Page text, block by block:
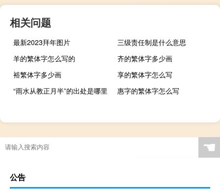
相关问题
最新2023拜年图片
三级责任制是什么意思
羊的繁体字怎么写的
齐的繁体字多少画
裕繁体字多少画
享的繁体字怎么写
“雨水从教正月半”的出处是哪里
惠字的繁体字怎么写
☚
公告